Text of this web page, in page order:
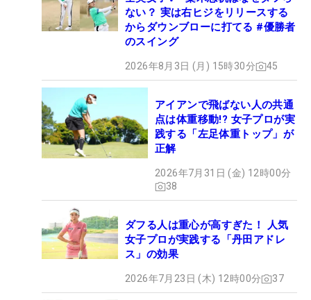
ない？ 実は右ヒジをリリースする
からダウンブローに打てる #優勝者
のスイング
2026年8月3日 (月) 15時30分 45
アイアンで飛ばない人の共通
点は体重移動!? 女子プロが実
践する「左足体重トップ」が
正解
2026年7月31日 (金) 12時00分
38
ダフる人は重心が高すぎた！ 人気
女子プロが実践する「丹田アドレ
ス」の効果
2026年7月23日 (木) 12時00分 37